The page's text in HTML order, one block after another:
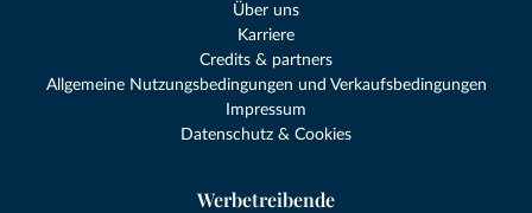
Über uns
Karriere
Credits & partners
Allgemeine Nutzungsbedingungen und Verkaufsbedingungen
Impressum
Datenschutz & Cookies
Werbetreibende